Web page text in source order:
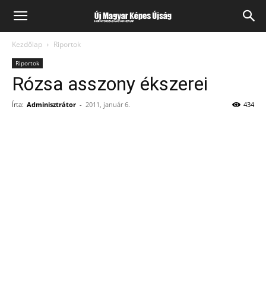
Kezdőlap Riportok
Riportok
Rózsa asszony ékszerei
Írta: Adminisztrátor - 2011, január 6. 434